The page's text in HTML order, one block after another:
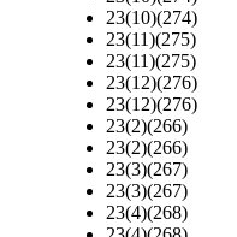
23(10)(274)
23(11)(275)
23(11)(275)
23(12)(276)
23(12)(276)
23(2)(266)
23(2)(266)
23(3)(267)
23(3)(267)
23(4)(268)